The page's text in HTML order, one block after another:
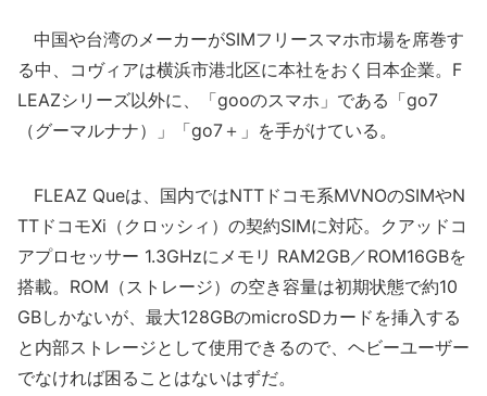
中国や台湾のメーカーがSIMフリースマホ市場を席巻す
る中、コヴィアは横浜市港北区に本社をおく日本企業。F
LEAZシリーズ以外に、「gooのスマホ」である「go7
（グーマルナナ）」「go7＋」を手がけている。
FLEAZ Queは、国内ではNTTドコモ系MVNOのSIMやN
TTドコモXi（クロッシィ）の契約SIMに対応。クアッドコ
アプロセッサー 1.3GHzにメモリ RAM2GB／ROM16GBを
搭載。ROM（ストレージ）の空き容量は初期状態で約10
GBしかないが、最大128GBのmicroSDカードを挿入する
と内部ストレージとして使用できるので、ヘビーユーザー
でなければ困ることはないはずだ。